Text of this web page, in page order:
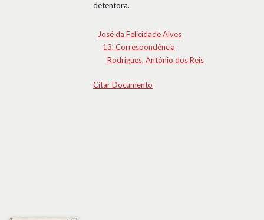
detentora.
José da Felicidade Alves
13. Correspondência
Rodrigues, António dos Reis
Citar Documento